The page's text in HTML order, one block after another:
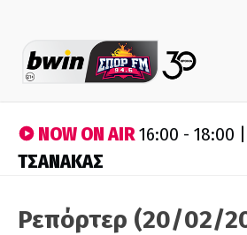
NOW ON AIR16:00 - 18:00 |
ΤΣΑΝΑΚΑΣ
Ρεπόρτερ (20/02/